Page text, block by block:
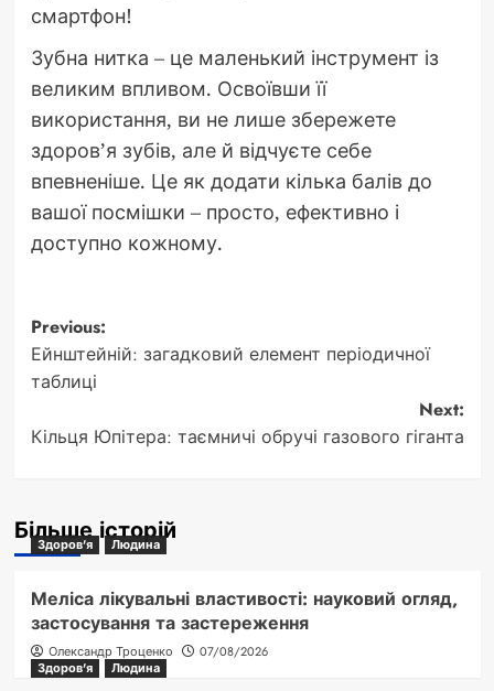
смартфон!
Зубна нитка – це маленький інструмент із
великим впливом. Освоївши її
використання, ви не лише збережете
здоров’я зубів, але й відчуєте себе
впевненіше. Це як додати кілька балів до
вашої посмішки – просто, ефективно і
доступно кожному.
Post
navigation
Previous:
Ейнштейній: загадковий елемент періодичної
таблиці
Next:
Кільця Юпітера: таємничі обручі газового гіганта
Більше історій
Здоров'я Людина
Меліса лікувальні властивості: науковий огляд,
застосування та застереження
Олександр Троценко
07/08/2026
Здоров'я
Людина